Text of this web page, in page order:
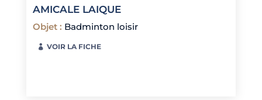
AMICALE LAIQUE
Objet : Badminton loisir
VOIR LA FICHE